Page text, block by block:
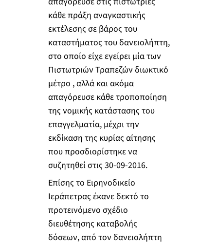
κάθε πράξη αναγκαστικής
εκτέλεσης σε βάρος του
καταστήματος του δανειολήπτη,
στο οποίο είχε εγείρει μία των
Πιστωτριών Τραπεζών διωκτικό
μέτρο , αλλά και ακόμα
απαγόρευσε κάθε τροποποίηση
της νομικής κατάστασης του
επαγγελματία, μέχρι την
εκδίκαση της κυρίας αίτησης
που προσδιορίστηκε να
συζητηθεί στις 30-09-2016.
Επίσης το Ειρηνοδικείο
Ιεράπετρας έκανε δεκτό το
προτεινόμενο σχέδιο
διευθέτησης καταβολής
δόσεων, από τον δανειολήπτη